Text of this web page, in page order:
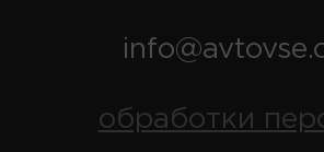
обработки